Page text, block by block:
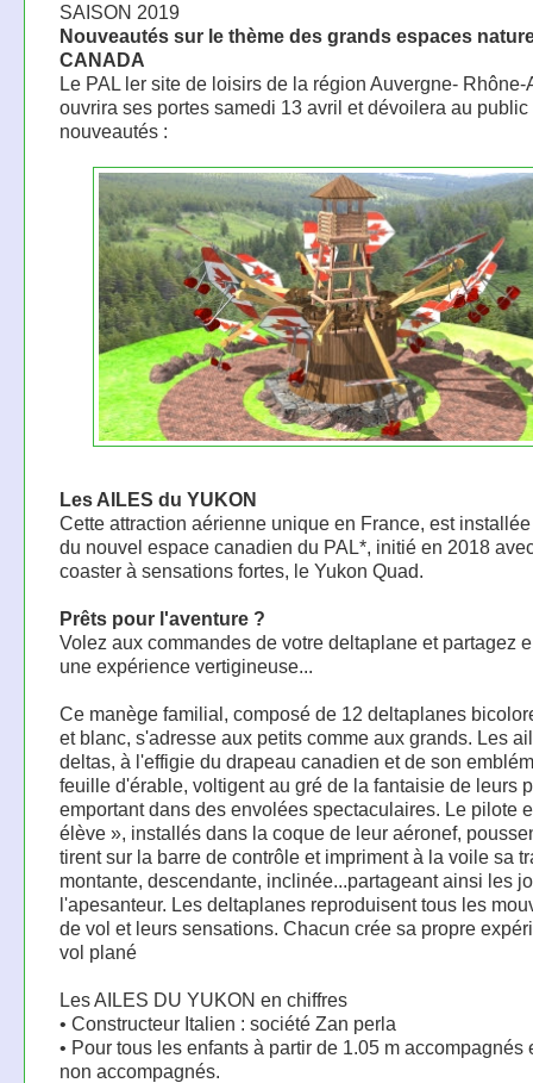
SAISON 2019
Nouveautés sur le thème des grands espaces
CANADA
Le PAL ler site de loisirs de la région Auvergne- Rhône-
ouvrira ses portes samedi 13 avril et dévoilera au public
nouveautés :
Les AILES du YUKON
Cette attraction aérienne unique en France, est
du nouvel espace canadien du PAL*, initié en 2018
coaster à sensations fortes, le Yukon Quad.
Prêts pour l'aventure ?
Volez aux commandes de votre deltaplane et partagez
une expérience vertigineuse...
Ce manège familial, composé de 12 deltaplanes
et blanc, s'adresse aux petits comme aux grands. Les
deltas, à l'effigie du drapeau canadien et de son
feuille d'érable, voltigent au gré de la fantaisie de leurs
emportant dans des envolées spectaculaires. Le pilote
élève », installés dans la coque de leur aéronef,
tirent sur la barre de contrôle et impriment à la voile sa
montante, descendante, inclinée...partageant ainsi les
l'apesanteur. Les deltaplanes reproduisent tous les
de vol et leurs sensations. Chacun crée sa propre
vol plané
Les AILES DU YUKON en chiffres
• Constructeur Italien : société Zan perla
• Pour tous les enfants à partir de 1.05 m accompagnés
non accompagnés.